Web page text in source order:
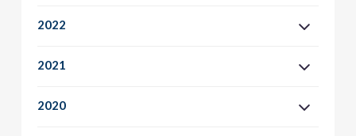
2022
2021
2020